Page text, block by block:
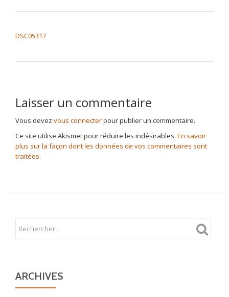
DSC05317
Laisser un commentaire
Vous devez vous connecterpour publier un commentaire.
Ce site utilise Akismet pour réduire les indésirables. En savoir
plus sur la façon dont les données de vos commentaires sont
traitées.
ARCHIVES